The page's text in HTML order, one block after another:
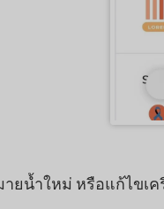
ยน้ำใหม่ หรือแก้ไขเ